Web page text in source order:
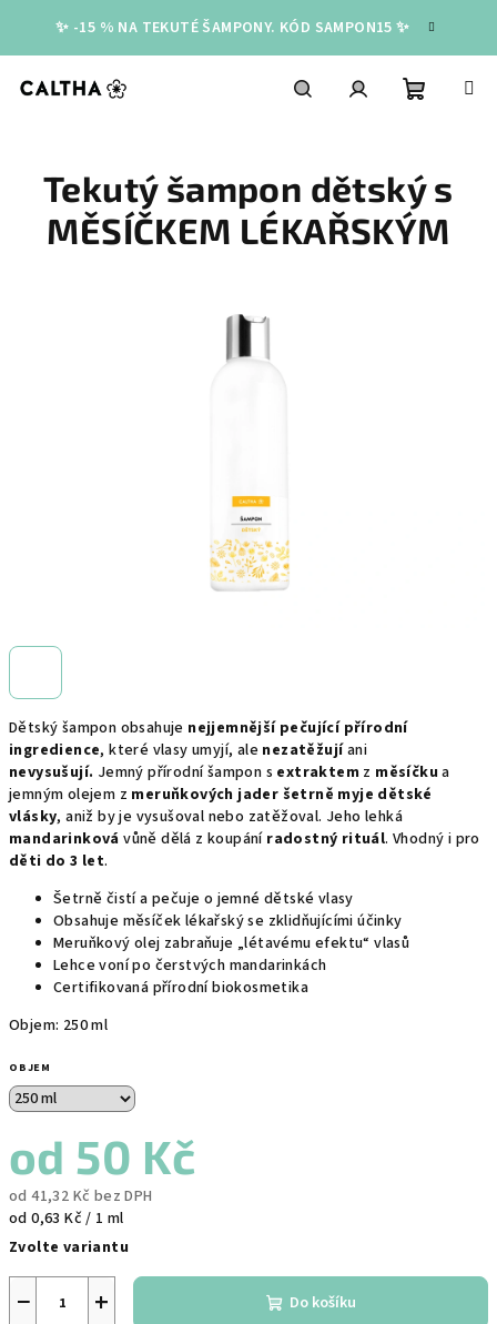
obsah
✨ -15 % NA TEKUTÉ ŠAMPONY. KÓD SAMPON15 ✨
košík
Dětský šampon obsahuje nejjemnější pečující přírodní
ingredience, které vlasy umyjí, ale nezatěžujíani
nevysušují. Jemný přírodní šampon s extraktem z měsíčku a
jemným olejem z meruňkových jader šetrně myje dětské
vlásky, aniž by je vysušoval nebo zatěžoval. Jeho lehká
mandarinková vůně dělá z koupání radostný rituál. Vhodný i pro
děti do 3 let.
Šetrně čistí a pečuje o jemné dětské vlasy
Obsahuje měsíček lékařský se zklidňujícími účinky
Meruňkový olej zabraňuje „létavému efektu“ vlasů
Lehce voní po čerstvých mandarinkách
Certifikovaná přírodní biokosmetika
Objem: 250 ml
OBJEM
od 50 Kč
od41,32 Kč bez DPH
Měrná
cena:
od 0,63 Kč / 1 ml
Zvolte variantu
+
− Do košíku
Tekutý šampon dětský s
MĚSÍČKEM LÉKAŘSKÝM